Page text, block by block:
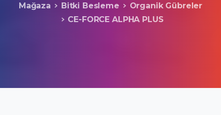
Mağaza Bitki Besleme
Organik Gübreler
CE-FORCE ALPHA PLUS